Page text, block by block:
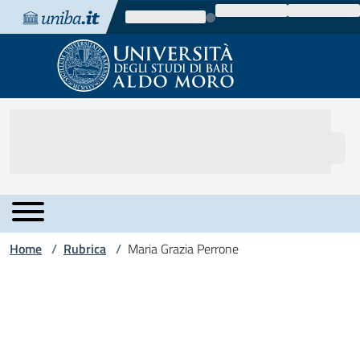
Vai al contenuto
Vai alla navigazione
Vai al footer
Home / Rubrica / Maria Grazia Perrone